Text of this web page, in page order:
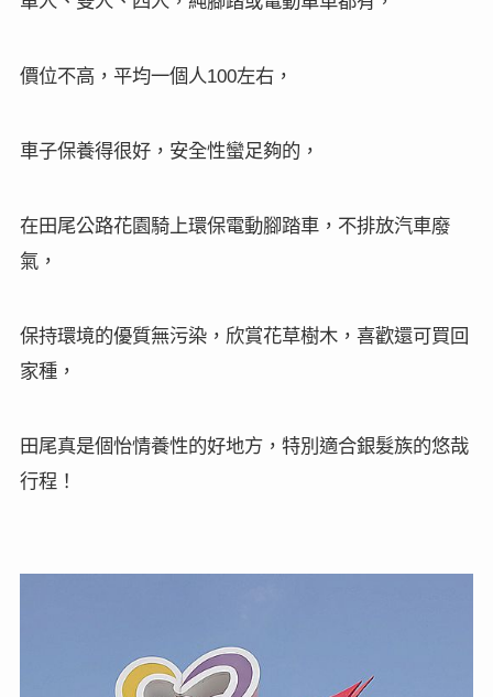
價位不高，平均一個人100左右，
車子保養得很好，安全性蠻足夠的，
在田尾公路花園騎上環保電動腳踏車，不排放汽車廢
氣，
保持環境的優質無污染，欣賞花草樹木，喜歡還可買回
家種，
田尾真是個怡情養性的好地方，特別適合銀髮族的悠哉
行程！